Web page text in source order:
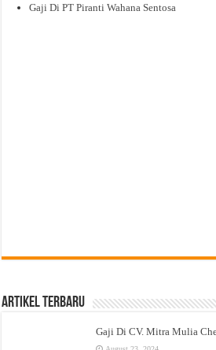
Gaji Di PT Piranti Wahana Sentosa
Artikel Terbaru
Gaji Di CV. Mitra Mulia